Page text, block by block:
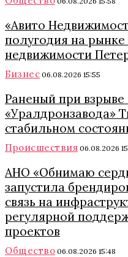
«Авито
полугодия на
недвижимости
Бизнес 06.08.2026 15:55
Раненый при взрыве
«Уралдронзавода»
стабильном
Происшествия 06.08.2026
АНО «Обнимаю
запустила
связь на
регулярной
проектов
Общество 06.08.2026 15:48